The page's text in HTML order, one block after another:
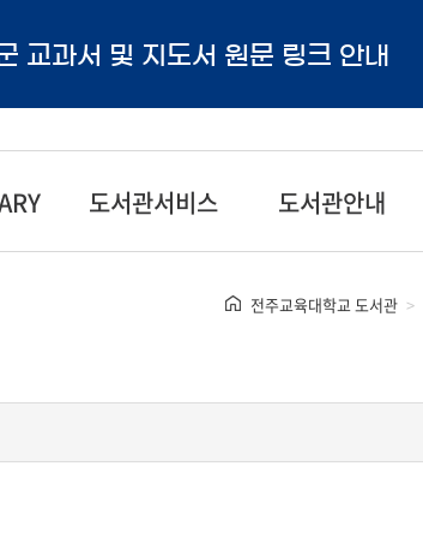
교과서 및 지도서 원문 링크 안내
도서관서비스 도서관안내
전주교육대학교 도서관